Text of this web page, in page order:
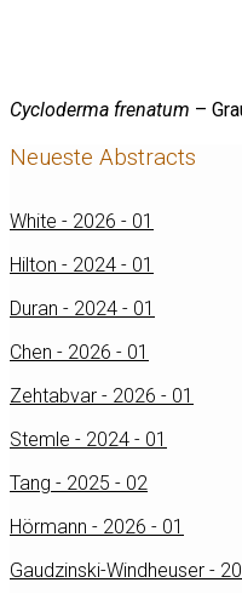
Cycloderma frenatum –
Neueste Abstracts
White - 2026 - 01
Hilton - 2024 - 01
Duran - 2024 - 01
Chen - 2026 - 01
Zehtabvar - 2026 - 01
Stemle - 2024 - 01
Tang - 2025 - 02
Hörmann - 2026 - 01
Gaudzinski-Windheuser -